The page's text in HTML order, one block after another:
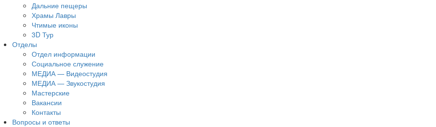
Дальние пещеры
Храмы Лавры
Чтимые иконы
3D Тур
Отделы
Отдел информации
Социальное служение
МЕДИА — Видеостудия
МЕДИА — Звукостудия
Мастерские
Вакансии
Контакты
Вопросы и ответы